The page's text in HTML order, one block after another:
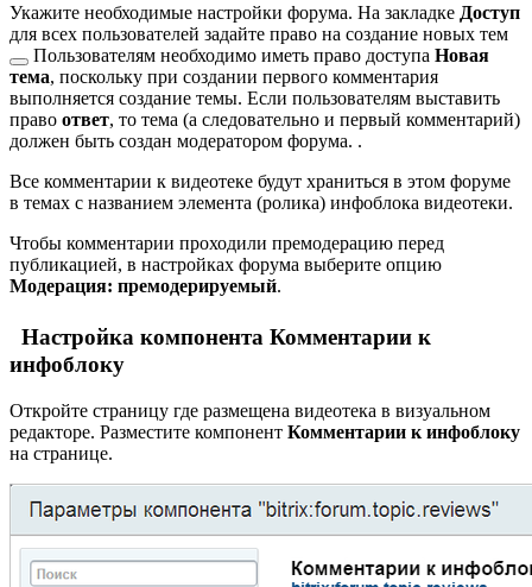
Укажите необходимые настройки форума. На закладке Доступ
для всех пользователей задайте право на создание новых тем
Пользователям необходимо иметь право доступа Новая
тема, поскольку при создании первого комментария
выполняется создание темы. Если пользователям выставить
право ответ, то тема (а следовательно и первый комментарий)
должен быть создан модератором форума. .
Все комментарии к видеотеке будут храниться в этом форуме
в темах с названием элемента (ролика) инфоблока видеотеки.
Чтобы комментарии проходили премодерацию перед
публикацией, в настройках форума выберите опцию
Модерация: премодерируемый.
Настройка компонента Комментарии к
инфоблоку
Откройте страницу где размещена видеотека в визуальном
редакторе. Разместите компонент Комментарии к инфоблоку
на странице.